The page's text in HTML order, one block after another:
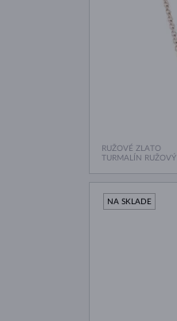
RUŽOVÉ ZLATO
TURMALÍN RUŽOVÝ
NA SKLADE